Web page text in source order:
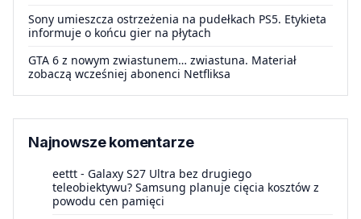
Sony umieszcza ostrzeżenia na pudełkach PS5. Etykieta
informuje o końcu gier na płytach
GTA 6 z nowym zwiastunem… zwiastuna. Materiał
zobaczą wcześniej abonenci Netfliksa
Najnowsze komentarze
eettt - Galaxy S27 Ultra bez drugiego
teleobiektywu? Samsung planuje cięcia kosztów z
powodu cen pamięci